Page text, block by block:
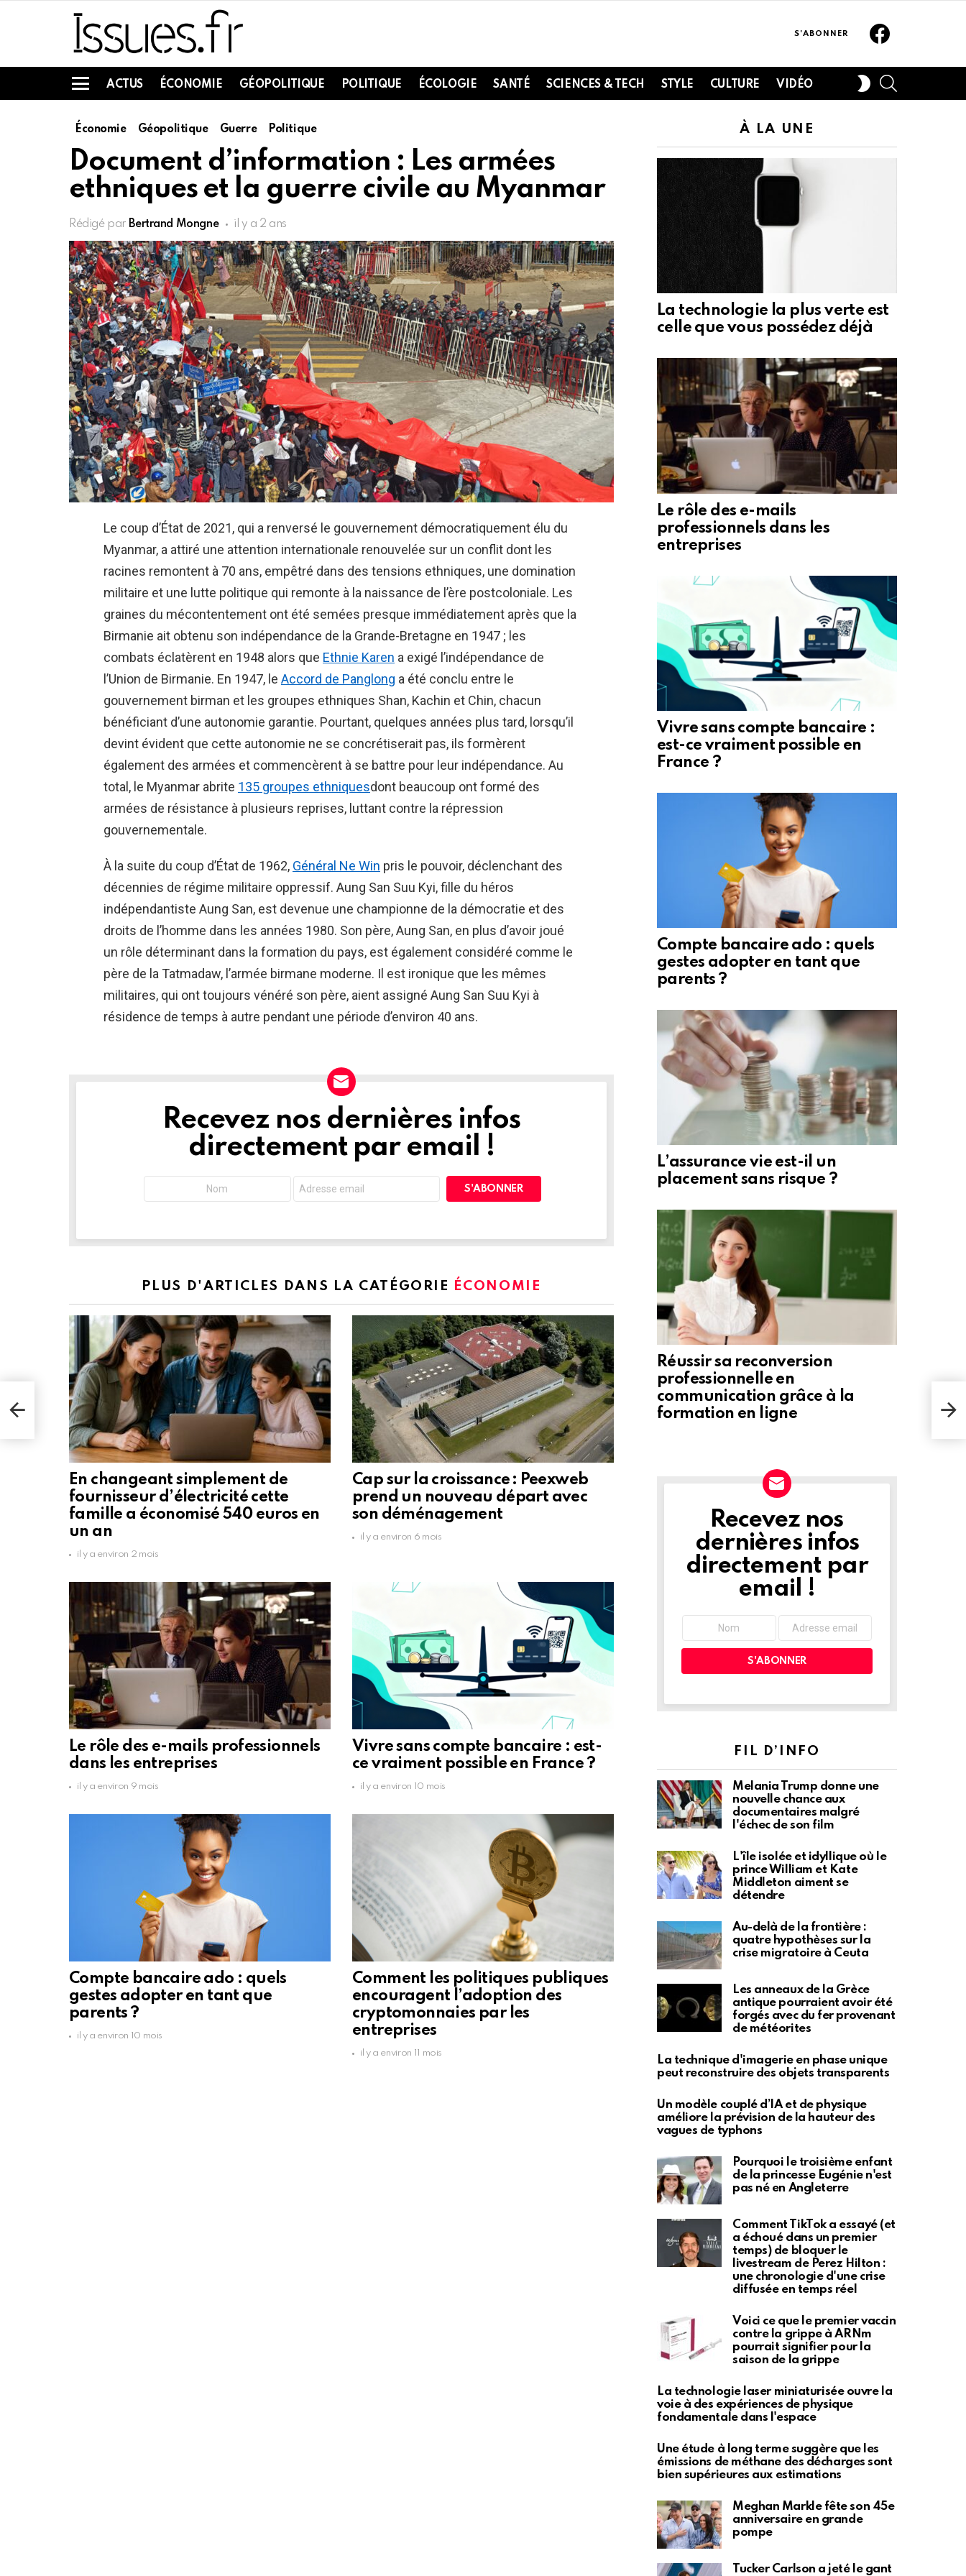
S'ABONNER
Menu
ACTUS ÉCONOMIE GÉOPOLITIQUE POLITIQUE ÉCOLOGIE SANTÉ SCIENCES & TECH STYLE CULTURE VIDÉO
SWITCH
SKIN
Économie Géopolitique Guerre Politique
Document d’information : Les armées
ethniques et la guerre civile au Myanmar
Rédigé par Bertrand Mongne il y a 2 ans
Le coup d’État de 2021, qui a renversé le gouvernement démocratiquement élu du
Myanmar, a attiré une attention internationale renouvelée sur un conflit dont les
racines remontent à 70 ans, empêtré dans des tensions ethniques, une domination
militaire et une lutte politique qui remonte à la naissance de l’ère postcoloniale. Les
graines du mécontentement ont été semées presque immédiatement après que la
Birmanie ait obtenu son indépendance de la Grande-Bretagne en 1947 ; les
combats éclatèrent en 1948 alors que Ethnie Karen a exigé l’indépendance de
l’Union de Birmanie. En 1947, le Accord de Panglong a été conclu entre le
gouvernement birman et les groupes ethniques Shan, Kachin et Chin, chacun
bénéficiant d’une autonomie garantie. Pourtant, quelques années plus tard, lorsqu’il
devint évident que cette autonomie ne se concrétiserait pas, ils formèrent
également des armées et commencèrent à se battre pour leur indépendance. Au
total, le Myanmar abrite 135 groupes ethniquesdont beaucoup ont formé des
armées de résistance à plusieurs reprises, luttant contre la répression
gouvernementale.
À la suite du coup d’État de 1962, Général Ne Win pris le pouvoir, déclenchant des
décennies de régime militaire oppressif. Aung San Suu Kyi, fille du héros
indépendantiste Aung San, est devenue une championne de la démocratie et des
droits de l’homme dans les années 1980. Son père, Aung San, en plus d’avoir joué
un rôle déterminant dans la formation du pays, est également considéré comme le
père de la Tatmadaw, l’armée birmane moderne. Il est ironique que les mêmes
militaires, qui ont toujours vénéré son père, aient assigné Aung San Suu Kyi à
résidence de temps à autre pendant une période d’environ 40 ans.
NEWSLETTERRecevez nos dernières infos
directement par email !
PLUS D'ARTICLES DANS LA CATÉGORIE ÉCONOMIE
En changeant simplement de
fournisseur d’électricité cette
famille a économisé 540 euros en
un an
il y a environ 2 mois
Cap sur la croissance : Peexweb
prend un nouveau départ avec
son déménagement
il y a environ 6 mois
Le rôle des e-mails professionnels
dans les entreprises
il y a environ 9 mois
Vivre sans compte bancaire : est-
ce vraiment possible en France ?
il y a environ 10 mois
Compte bancaire ado : quels
gestes adopter en tant que
parents ?
il y a environ 10 mois
Comment les politiques publiques
encouragent l’adoption des
cryptomonnaies par les
entreprises
il y a environ 11 mois
À LA UNE
La technologie la plus verte est
celle que vous possédez déjà
Le rôle des e-mails
professionnels dans les
entreprises
Vivre sans compte bancaire :
est-ce vraiment possible en
France ?
Compte bancaire ado : quels
gestes adopter en tant que
parents ?
L’assurance vie est-il un
placement sans risque ?
Réussir sa reconversion
professionnelle en
communication grâce à la
formation en ligne
NEWSLETTER
Recevez nos
dernières infos
directement par
email !
FIL D’INFO
Melania Trump donne une
nouvelle chance aux
documentaires malgré
l'échec de son film
L'île isolée et idyllique où le
prince William et Kate
Middleton aiment se
détendre
Au-delà de la frontière :
quatre hypothèses sur la
crise migratoire à Ceuta
Les anneaux de la Grèce
antique pourraient avoir été
forgés avec du fer provenant
de météorites
La technique d'imagerie en phase unique
peut reconstruire des objets transparents
Un modèle couplé d’IA et de physique
améliore la prévision de la hauteur des
vagues de typhons
Pourquoi le troisième enfant
de la princesse Eugénie n'est
pas né en Angleterre
Comment TikTok a essayé (et
a échoué dans un premier
temps) de bloquer le
livestream de Perez Hilton :
une chronologie d'une crise
diffusée en temps réel
Voici ce que le premier vaccin
contre la grippe à ARNm
pourrait signifier pour la
saison de la grippe
La technologie laser miniaturisée ouvre la
voie à des expériences de physique
fondamentale dans l'espace
Une étude à long terme suggère que les
émissions de méthane des décharges sont
bien supérieures aux estimations
Meghan Markle fête son 45e
anniversaire en grande
pompe
Tucker Carlson a jeté le gant